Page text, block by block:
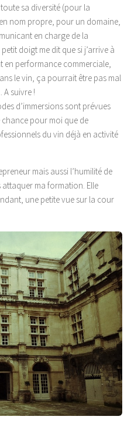
sa diversité (pour la
nom propre, pour un domaine,
en charge de la
doigt me dit que si j’arrive à
en performance commerciale,
le vin, ça pourrait être pas mal
suivre !
d’immersions sont prévues
chance pour moi que de
du vin déjà en activité
mais aussi l’humilité de
attaquer ma formation. Elle
une petite vue sur la cour